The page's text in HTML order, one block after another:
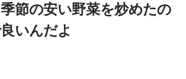
節の安い野菜を炒めたの
いんだよ